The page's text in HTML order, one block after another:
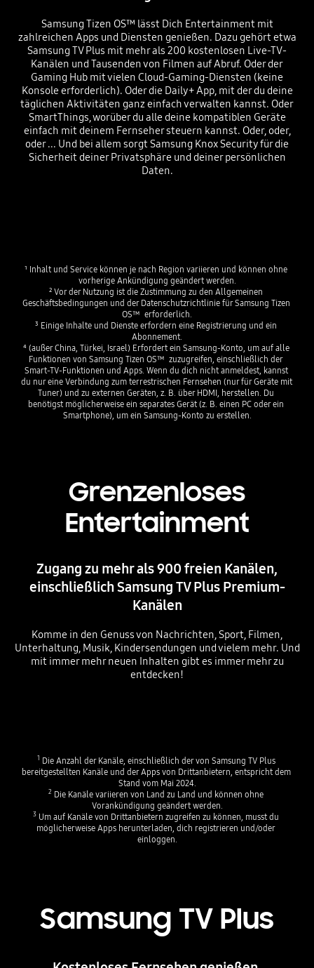
Samsung Tizen OS™ lässt Dich Entertainment mit
zahlreichen Apps und Diensten genießen. Dazu gehört etwa
Samsung TV Plus mit mehr als 200 kostenlosen Live-TV-
Kanälen und Tausenden von Filmen auf Abruf. Oder der
Gaming Hub mit vielen Cloud-Gaming-Diensten (keine
Konsole erforderlich). Oder die Daily+ App, mit der du deine
täglichen Aktivitäten ganz einfach verwalten kannst. Oder
SmartThings, worüber du alle deine kompatiblen Geräte
einfach mit deinem Fernseher steuern kannst. Oder, oder,
oder ... Und bei allem sorgt Samsung Knox Security für die
Sicherheit deiner Privatsphäre und deiner persönlichen
Daten.
¹ Inhalt und Service können je nach Region variieren und können ohne
vorherige Ankündigung geändert werden.
² Vor der Nutzung ist die Zustimmung zu den Allgemeinen
Geschäftsbedingungen und der Datenschutzrichtlinie für Samsung Tizen
OS™  erforderlich.
³ Einige Inhalte und Dienste erfordern eine Registrierung und ein
Abonnement.
⁴ (außer China, Türkei, Israel) Erfordert ein Samsung-Konto, um auf alle
Funktionen von Samsung Tizen OS™  zuzugreifen, einschließlich der
Smart-TV-Funktionen und Apps. Wenn du dich nicht anmeldest, kannst
du nur eine Verbindung zum terrestrischen Fernsehen (nur für Geräte mit
Tuner) und zu externen Geräten, z. B. über HDMI, herstellen. Du
benötigst möglicherweise ein separates Gerät (z. B. einen PC oder ein
Smartphone), um ein Samsung-Konto zu erstellen.
Grenzenloses
Entertainment
Zugang zu mehr als 900 freien Kanälen,
einschließlich Samsung TV Plus Premium-
Kanälen
Komme in den Genuss von Nachrichten, Sport, Filmen,
Unterhaltung, Musik, Kindersendungen und vielem mehr. Und
mit immer mehr neuen Inhalten gibt es immer mehr zu
entdecken!
1 Die Anzahl der Kanäle, einschließlich der von Samsung TV Plus
bereitgestellten Kanäle und der Apps von Drittanbietern, entspricht dem
Stand vom Mai 2024.
2 Die Kanäle variieren von Land zu Land und können ohne
Vorankündigung geändert werden.
3 Um auf Kanäle von Drittanbietern zugreifen zu können, musst du
möglicherweise Apps herunterladen, dich registrieren und/oder
einloggen.
Samsung TV Plus